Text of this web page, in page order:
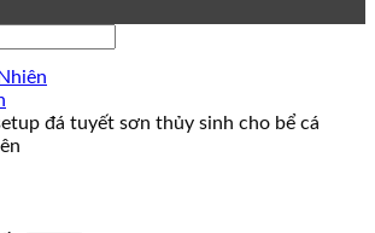
đá tuyết sơn thủy sinh cho bể cá